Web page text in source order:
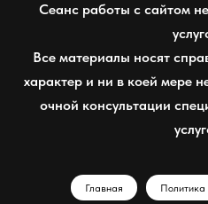
Сеанс работы с сайтом
Все материалы носят
характер и ни в коей мере
очной консультации
Главная Политика